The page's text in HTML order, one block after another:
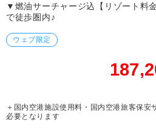
▼燃油サーチャージ込【リゾート料
で徒歩圏内♪
ウェブ限定
＋国内空港施設使用料・国内空港旅客保安
必要となります